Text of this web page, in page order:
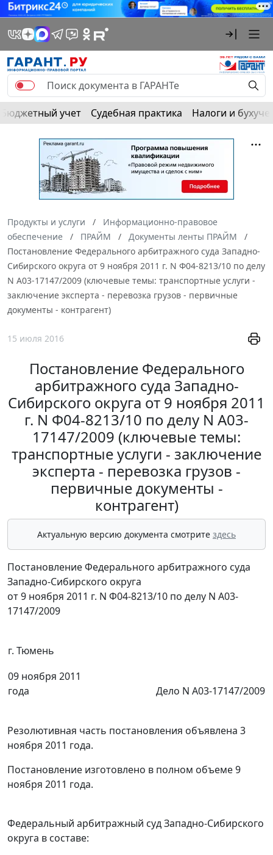
Бюджетный учет Судебная практика Налоги и
Продукты и услуги
Информационно-правовое
обеспечение
ПРАЙМ
Документы ленты ПРАЙМ
Постановление Федерального арбитражного суда Западно-
Сибирского округа от 9 ноября 2011 г. N Ф04-8213/10 по делу
N А03-17147/2009 (ключевые темы: транспортные услуги -
заключение эксперта - перевозка грузов - первичные
документы - контрагент)
15 июля 2016
Постановление Федерального
арбитражного суда Западно-
Сибирского округа от 9 ноября 2011
г. N Ф04-8213/10 по делу N А03-
17147/2009 (ключевые темы:
транспортные услуги - заключение
эксперта - перевозка грузов -
первичные документы -
контрагент)
Актуальную версию документа смотрите здесь
Постановление Федерального арбитражного суда
Западно-Сибирского округа
от 9 ноября 2011 г. N Ф04-8213/10 по делу N А03-
17147/2009
г. Тюмень
09 ноября 2011
года
Дело N А03-17147/2009
Резолютивная часть постановления объявлена 3
ноября 2011 года.
Постановление изготовлено в полном объеме 9
ноября 2011 года.
Федеральный арбитражный суд Западно-Сибирского
округа в составе: